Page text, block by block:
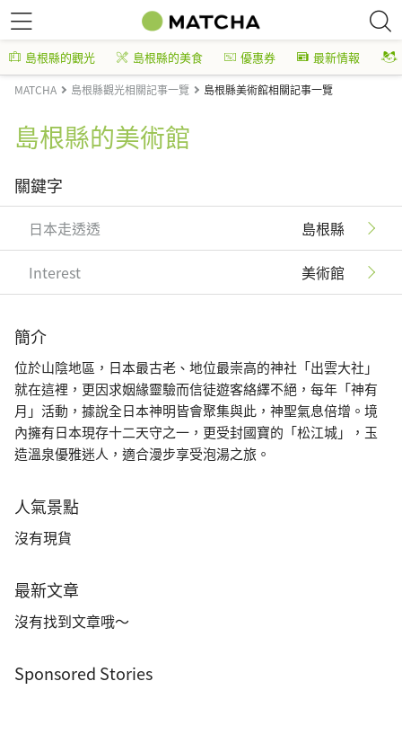
島根縣的觀光 島根縣的美食 優惠券 最新情報
MATCHA 島根縣觀光相關記事一覽 島根縣美術館相關記事一覽
島根縣的美術館
關鍵字
日本走透透 島根縣
Interest 美術館
簡介
位於山陰地區，日本最古老、地位最崇高的神社「出雲大社」
就在這裡，更因求姻緣靈驗而信徒遊客絡繹不絕，每年「神有
月」活動，據說全日本神明皆會聚集與此，神聖氣息倍增。境
內擁有日本現存十二天守之一，更受封國寶的「松江城」，玉
造溫泉優雅迷人，適合漫步享受泡湯之旅。
人氣景點
沒有現貨
最新文章
沒有找到文章哦～
Sponsored Stories